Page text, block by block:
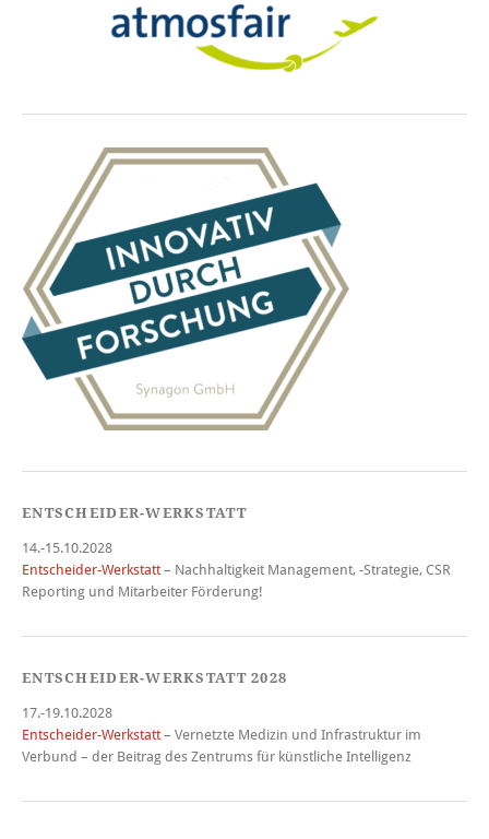
ENTSCHEIDER-WERKSTATT
14.-15.10.2028
Entscheider-Werkstatt – Nachhaltigkeit Management, -Strategie, CSR
Reporting und Mitarbeiter Förderung!
ENTSCHEIDER-WERKSTATT 2028
17.-19.10.2028
Entscheider-Werkstatt – Vernetzte Medizin und Infrastruktur im
Verbund – der Beitrag des Zentrums für künstliche Intelligenz